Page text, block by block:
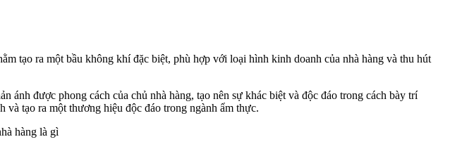
tạo ra một bầu không khí đặc biệt, phù hợp với loại hình kinh doanh của nhà hàng và thu hút
ánh được phong cách của chủ nhà hàng, tạo nên sự khác biệt và độc đáo trong cách bày trí
tạo ra một thương hiệu độc đáo trong ngành ẩm thực.